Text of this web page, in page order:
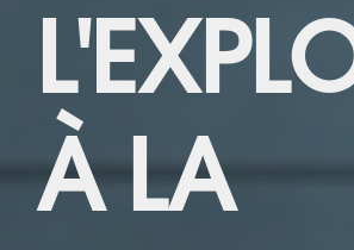
À LA